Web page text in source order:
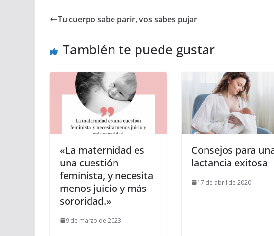
Tu cuerpo sabe parir, vos sabes pujar
También te puede gustar
«La maternidad es
una cuestión
feminista, y necesita
menos juicio y más
sororidad.»
9 de marzo de 2023
Consejos para
lactancia exitosa
17 de abril de 2020